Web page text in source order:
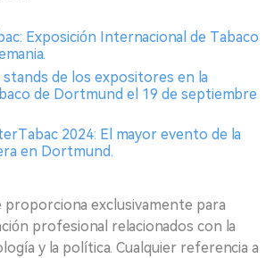
Exposición Internacional de Tabaco
stands de los expositores en la
de Dortmund el 19 de septiembre
2024: El mayor evento de la
en Dortmund.
proporciona exclusivamente para
profesional relacionados con la
y la política. Cualquier referencia a